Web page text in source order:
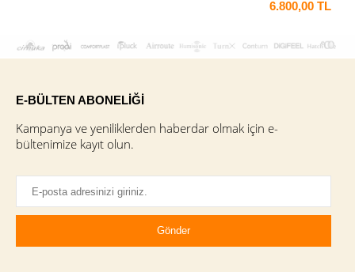
E-BÜLTEN ABONELİĞİ
Kampanya ve yeniliklerden haberdar olmak için e-
bültenimize kayıt olun.